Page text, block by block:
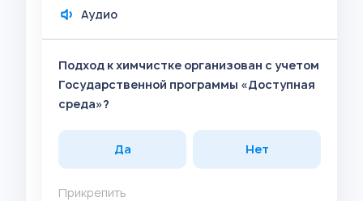
Аудио
Подход к химчистке организован с учетом
Государственной программы «Доступная
среда»?
Да Нет
Прикрепить